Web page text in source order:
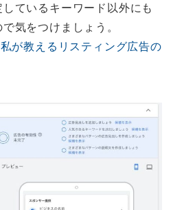
ているキーワード以外にも
気をつけましょう。
が教えるリスティング広告の